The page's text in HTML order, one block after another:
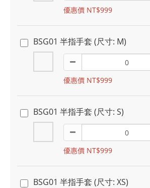
優惠價 NT$999
BSG01 半指手套 (尺寸: M)
優惠價 NT$999
BSG01 半指手套 (尺寸: S)
優惠價 NT$999
BSG01 半指手套 (尺寸: XS)